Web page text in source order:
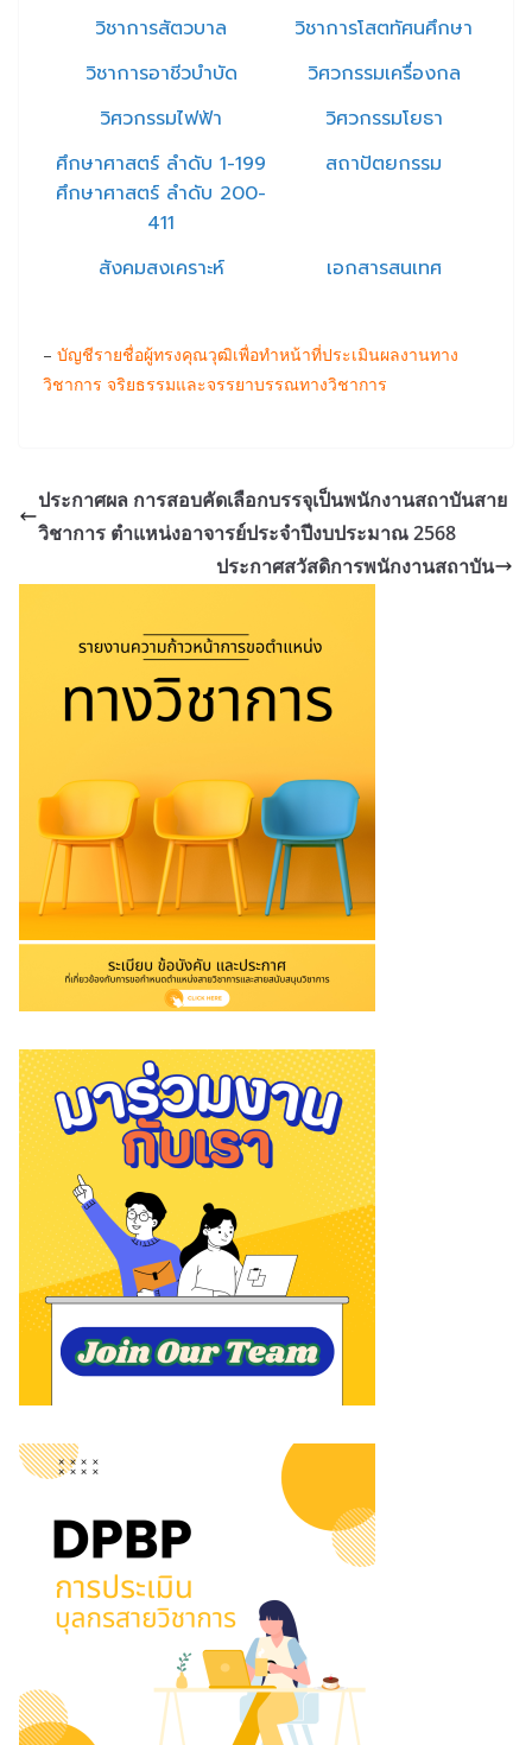
วิชาการสัตวบาล
วิชาการโสตทัศนศึกษา
วิชาการอาชีวบำบัด
วิศวกรรมเครื่องกล
วิศวกรรมไฟฟ้า
วิศวกรรมโยธา
ศึกษาศาสตร์ ลำดับ 1-199
ศึกษาศาสตร์ ลำดับ 200-
411
สถาปัตยกรรม
สังคมสงเคราะห์ เอกสารสนเทศ
– บัญชีรายชื่อผู้ทรงคุณวุฒิเพื่อทำหน้าที่ประเมินผลงานทาง
วิชาการ จริยธรรมและจรรยาบรรณทางวิชาการ
ประกาศผล การสอบคัดเลือกบรรจุเป็นพนักงานสถาบันสาย
วิชาการ ตำแหน่งอาจารย์ประจำปีงบประมาณ 2568
ประกาศสวัสดิการพนักงานสถาบัน